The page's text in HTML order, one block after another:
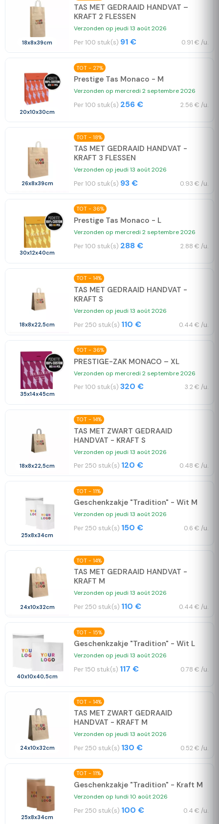
18x8x39cm
TAS MET GEDRAAID HANDVAT –
KRAFT 2 FLESSEN
Verzonden op jeudi 13 août 2026
Per 100 stuk(s) 91 € 0.91 € /u.
20x10x30cm
TOT - 27%
Prestige Tas Monaco - M
Verzonden op mercredi 2 septembre 2026
Per 100 stuk(s) 256 € 2.56 € /u.
26x8x39cm
TOT - 18%
TAS MET GEDRAAID HANDVAT -
KRAFT 3 FLESSEN
Verzonden op jeudi 13 août 2026
Per 100 stuk(s) 93 € 0.93 € /u.
30x12x40cm
TOT - 36%
Prestige Tas Monaco - L
Verzonden op mercredi 2 septembre 2026
Per 100 stuk(s) 288 € 2.88 € /u.
18x8x22,5cm
TOT - 14%
TAS MET GEDRAAID HANDVAT -
KRAFT S
Verzonden op jeudi 13 août 2026
Per 250 stuk(s) 110 € 0.44 € /u.
35x14x45cm
TOT - 36%
PRESTIGE-ZAK MONACO – XL
Verzonden op mercredi 2 septembre 2026
Per 100 stuk(s) 320 € 3.2 € /u.
18x8x22,5cm
TOT - 14%
TAS MET ZWART GEDRAAID
HANDVAT - KRAFT S
Verzonden op jeudi 13 août 2026
Per 250 stuk(s) 120 € 0.48 € /u.
25x8x34cm
TOT - 11%
Geschenkzakje "Tradition" - Wit M
Verzonden op jeudi 13 août 2026
Per 250 stuk(s) 150 € 0.6 € /u.
24x10x32cm
TOT - 14%
TAS MET GEDRAAID HANDVAT -
KRAFT M
Verzonden op jeudi 13 août 2026
Per 250 stuk(s) 110 € 0.44 € /u.
40x10x40,5cm
TOT - 15%
Geschenkzakje "Tradition" - Wit L
Verzonden op jeudi 13 août 2026
Per 150 stuk(s) 117 € 0.78 € /u.
24x10x32cm
TOT - 14%
TAS MET ZWART GEDRAAID
HANDVAT - KRAFT M
Verzonden op jeudi 13 août 2026
Per 250 stuk(s) 130 € 0.52 € /u.
25x8x34cm
TOT - 11%
Geschenkzakje "Tradition" - Kraft M
Verzonden op lundi 10 août 2026
Per 250 stuk(s) 100 € 0.4 € /u.